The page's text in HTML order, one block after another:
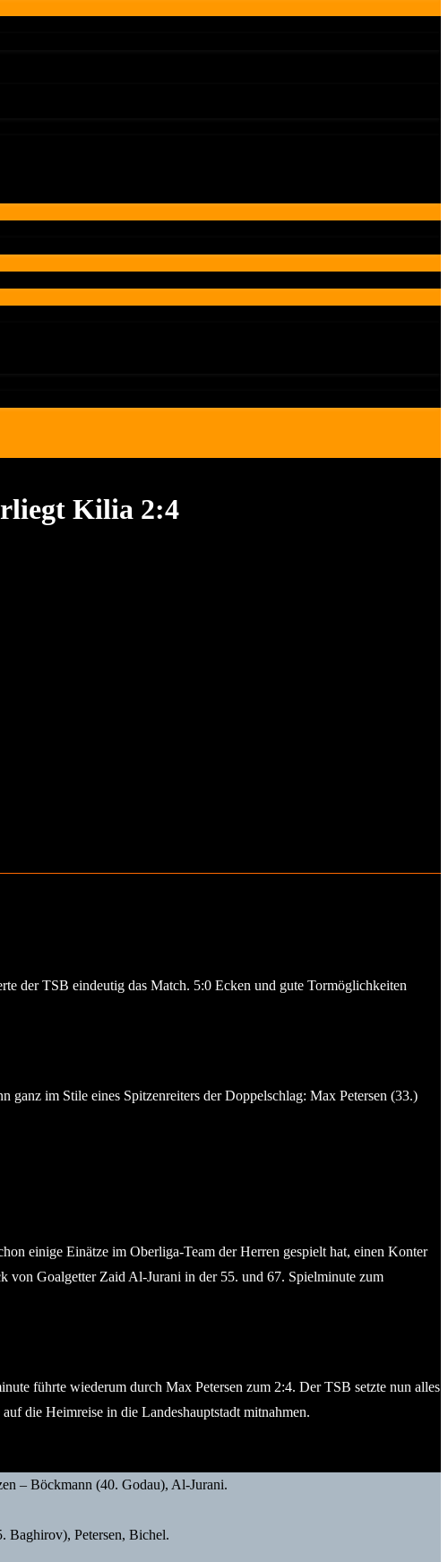
Kilia 2:4
der TSB eindeutig das Match. 5:0 Ecken und gute Tormöglichkeiten
im Stile eines Spitzenreiters der Doppelschlag: Max Petersen (33.)
einige Einätze im Oberliga-Team der Herren gespielt hat, einen Konter
von Goalgetter Zaid Al-Jurani in der 55. und 67. Spielminute zum
führte wiederum durch Max Petersen zum 2:4. Der TSB setzte nun alles
die Heimreise in die Landeshauptstadt mitnahmen.
– Böckmann (40. Godau), Al-Jurani.
Baghirov), Petersen, Bichel.